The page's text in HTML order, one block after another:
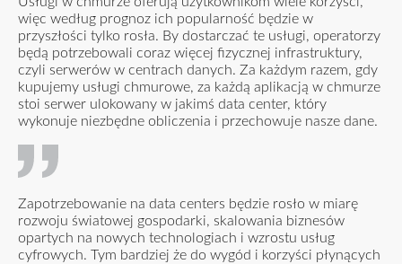
więc według prognoz ich popularność będzie w
przyszłości tylko rosła. By dostarczać te usługi, operatorzy
będą potrzebowali coraz więcej fizycznej infrastruktury,
czyli serwerów w centrach danych. Za każdym razem, gdy
kupujemy usługi chmurowe, za każdą aplikacją w chmurze
stoi serwer ulokowany w jakimś data center, który
wykonuje niezbędne obliczenia i przechowuje nasze dane.
Zapotrzebowanie na data centers będzie rosło w miarę
rozwoju światowej gospodarki, skalowania biznesów
opartych na nowych technologiach i wzrostu usług
cyfrowych. Tym bardziej że do wygód i korzyści płynących